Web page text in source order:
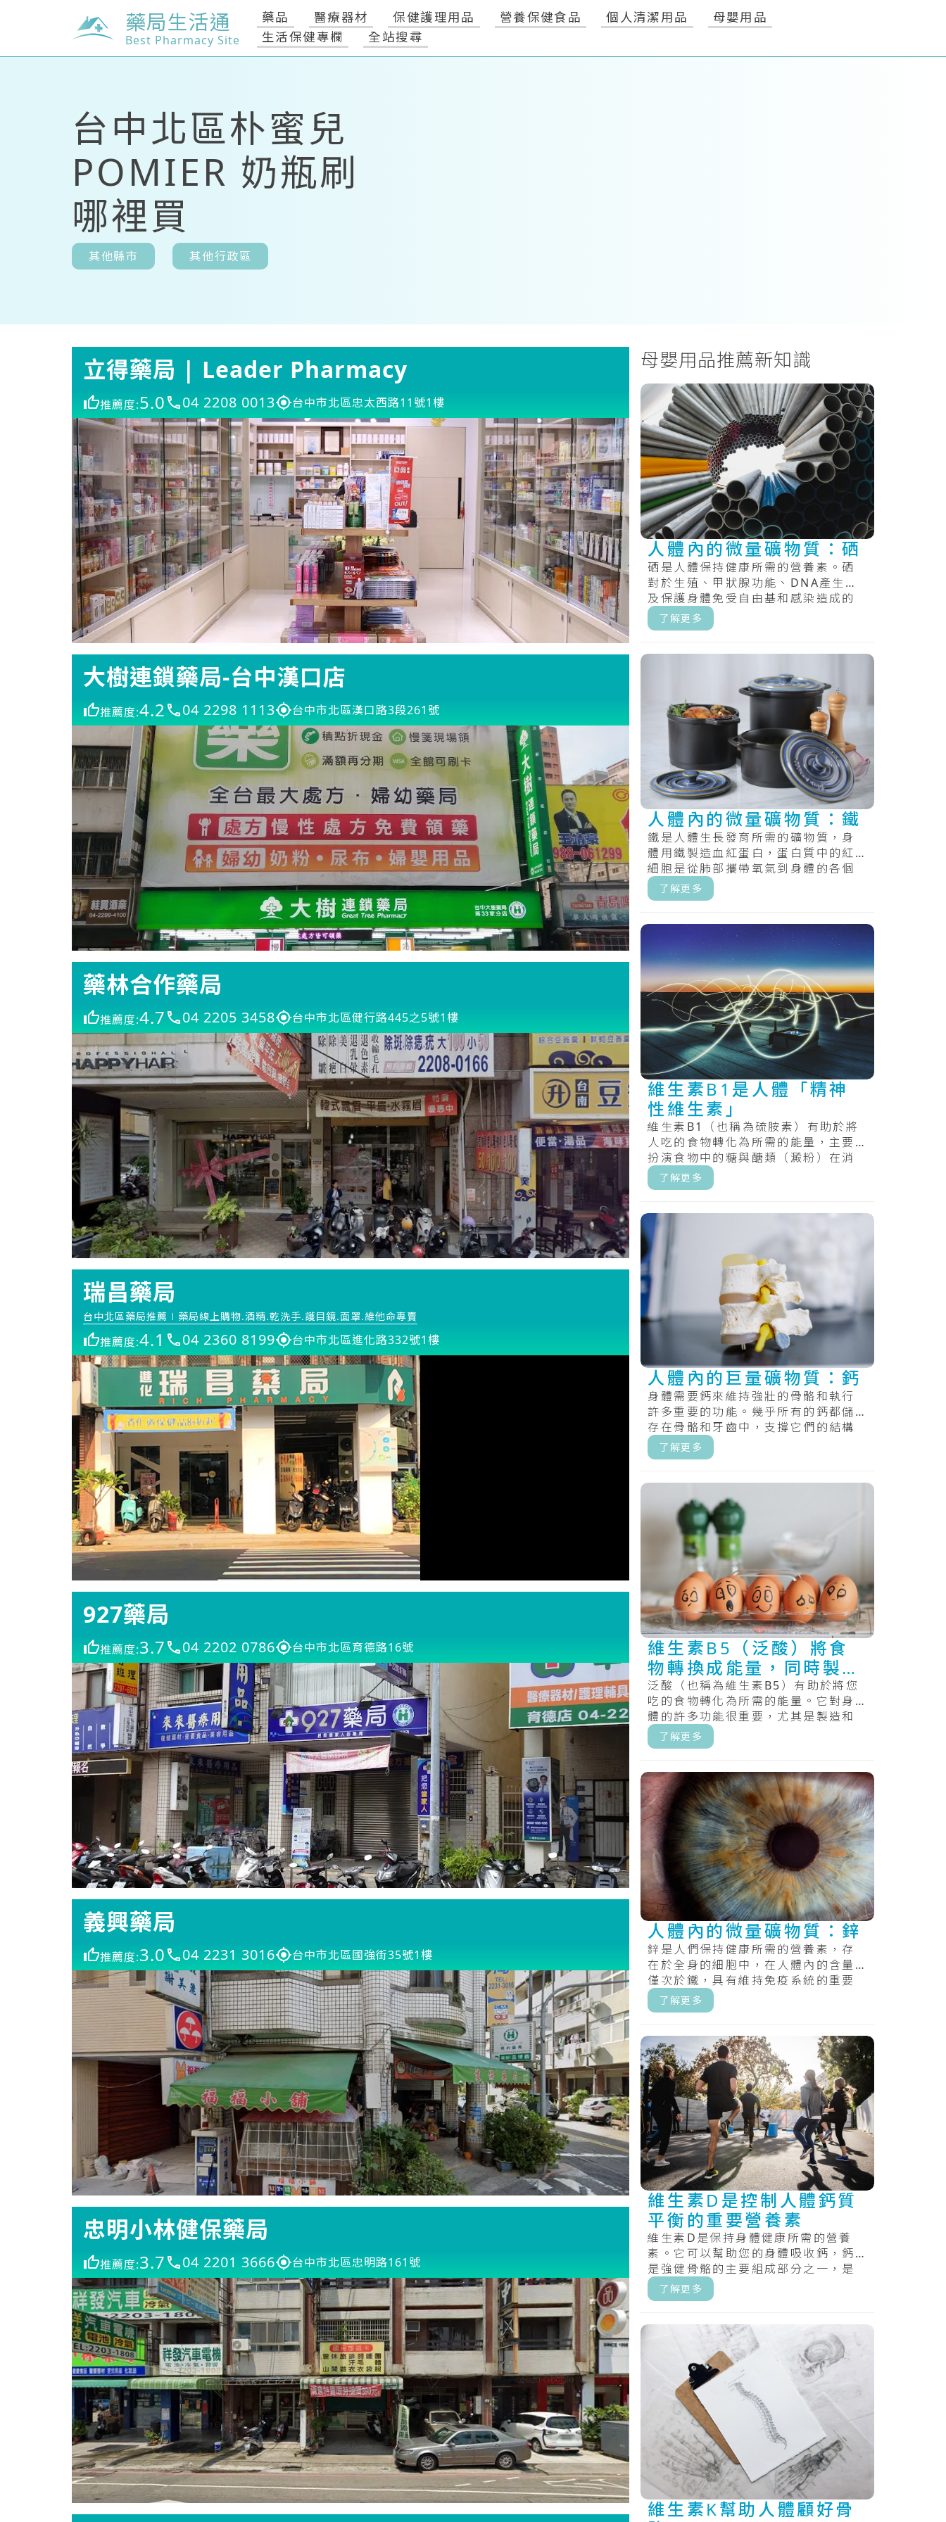
藥局生活通
Best Pharmacy Site
藥品 醫療器材 保健護理用品 營養保健食品 個人清潔用品
母嬰用品
生活保健專欄
全站搜尋
台中北區朴蜜兒
POMIER 奶瓶刷
哪裡買
其他縣市 其他行政區
立得藥局 | Leader Pharmacy
推薦度:5.0 04 2208 0013 台中市北區忠太西路11號1樓
大樹連鎖藥局-台中漢口店
推薦度:4.2 04 2298 1113 台中市北區漢口路3段261號
藥林合作藥局
推薦度:4.7 04 2205 3458 台中市北區健行路445之5號1樓
瑞昌藥局
台中北區藥局推薦∣藥局線上購物.酒精.乾洗手.護目鏡.面罩.維他命專賣
推薦度:4.1 04 2360 8199 台中市北區進化路332號1樓
927藥局
推薦度:3.7 04 2202 0786 台中市北區育德路16號
義興藥局
推薦度:3.0 04 2231 3016 台中市北區國強街35號1樓
忠明小林健保藥局
推薦度:3.7 04 2201 3666 台中市北區忠明路161號
母嬰用品推薦新知識
人體內的微量礦物質：硒
硒是人體保持健康所需的營養素。硒
對於生殖、甲狀腺功能、DNA產生以
及保護身體免受自由基和感染造成的
損害很重要。.....
了解更多
人體內的微量礦物質：鐵
鐵是人體生長發育所需的礦物質，身
體用鐵製造血紅蛋白，蛋白質中的紅
細胞是從肺部攜帶氧氣到身體的各個
部位，和肌紅蛋白，提供氧氣，肌肉
的蛋白質.....
了解更多
維生素B1是人體「精神
性維生素」
維生素B1（也稱為硫胺素）有助於將
人吃的食物轉化為所需的能量，主要
扮演食物中的糖與醣類（澱粉）在消
化過程中的處理角色，最後產生能
量。.....
了解更多
人體內的巨量礦物質：鈣
身體需要鈣來維持強壯的骨骼和執行
許多重要的功能。幾乎所有的鈣都儲
存在骨骼和牙齒中，支撐它們的結構
和硬度。.....
了解更多
維生素B5（泛酸）將食
物轉換成能量，同時製造
與分解脂肪
泛酸（也稱為維生素B5）有助於將您
吃的食物轉化為所需的能量。它對身
體的許多功能很重要，尤其是製造和
分解脂肪。.....
了解更多
人體內的微量礦物質：鋅
鋅是人們保持健康所需的營養素，存
在於全身的細胞中，在人體內的含量
僅次於鐵，具有維持免疫系統的重要
性。.....
了解更多
維生素D是控制人體鈣質
平衡的重要營養素
維生素D是保持身體健康所需的營養
素。它可以幫助您的身體吸收鈣，鈣
是強健骨骼的主要組成部分之一，是
唯一一種人體可以少量合成的維生
素。.....
了解更多
維生素K幫助人體顧好骨